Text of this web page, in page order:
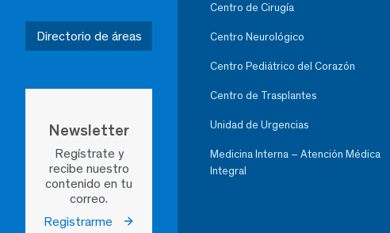
Directorio de áreas
Newsletter
Regístrate y
recibe nuestro
contenido en tu
correo.
Registrarme
Centro de Cirugía
Centro Neurológico
Centro Pediátrico del Corazón
Centro de Trasplantes
Unidad de Urgencias
Medicina Interna – Atención Médica
Integral